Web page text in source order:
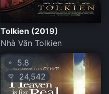
Tolkien (2019)
Nhà Văn Tolkien
⭐ 5.8
💛 24,542